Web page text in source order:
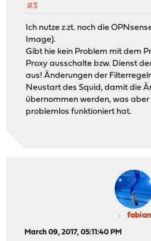
#3
Ich nutze z.zt. noch die
Image).
Gibt hie kein Problem mit dem
Proxy ausschalte bzw. Dienst
aus! Änderungen der
Neustart des Squid, damit die
übernommen werden, was
problemlos funktioniert hat.
fabian
March 09, 2017, 05:11:40 PM